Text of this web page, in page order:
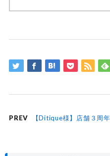
PREV 【Ditique様】店舗３周